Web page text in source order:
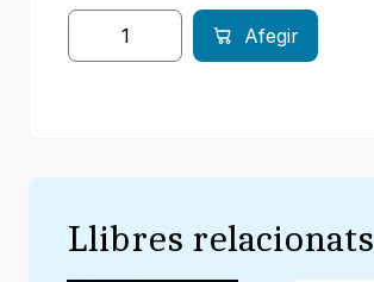
Afegir
Llibres relacionats